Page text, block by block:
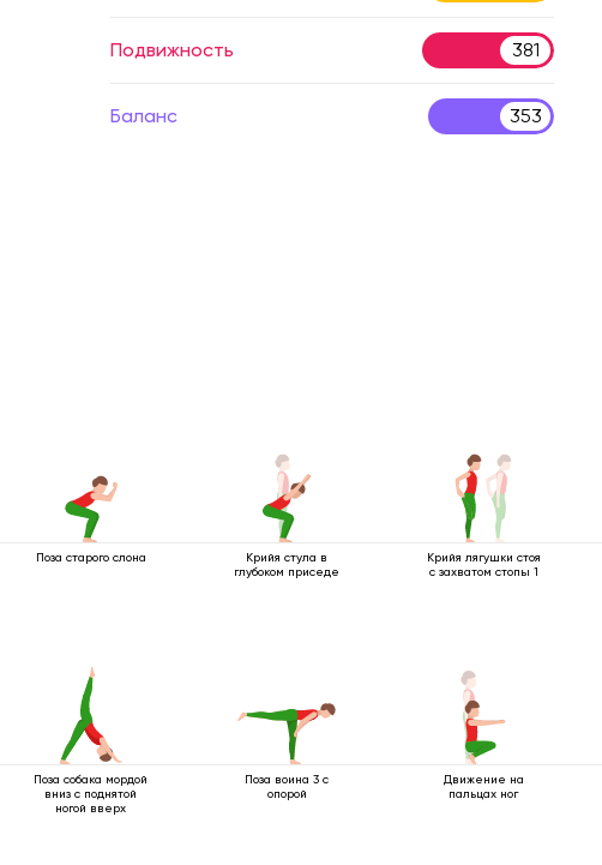
Подвижность 381
Баланс 353
Поза старого слона
Крийя стула в
глубоком приседе
Крийя лягушки стоя
с захватом стопы 1
Поза собака мордой
вниз с поднятой
ногой вверх
Поза воина 3 с
опорой
Движение на
пальцах ног